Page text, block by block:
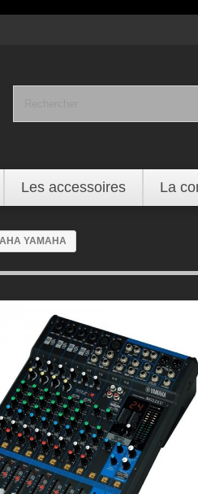
Les accessoires La
YAMAHA